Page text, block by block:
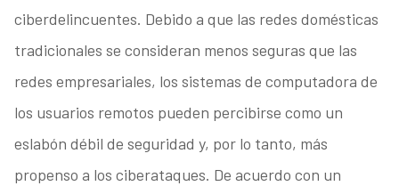
ciberdelincuentes. Debido a que las redes domésticas
tradicionales se consideran menos seguras que las
redes empresariales, los sistemas de computadora de
los usuarios remotos pueden percibirse como un
eslabón débil de seguridad y, por lo tanto, más
propenso a los ciberataques. De acuerdo con un